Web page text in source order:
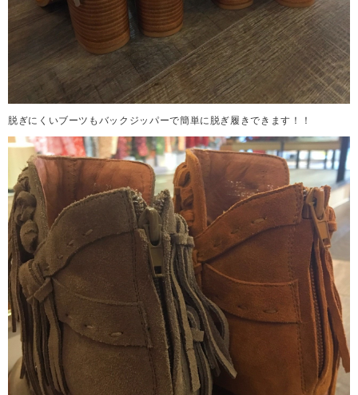
脱ぎにくいブーツもバックジッパーで簡単に脱ぎ履きできます！！